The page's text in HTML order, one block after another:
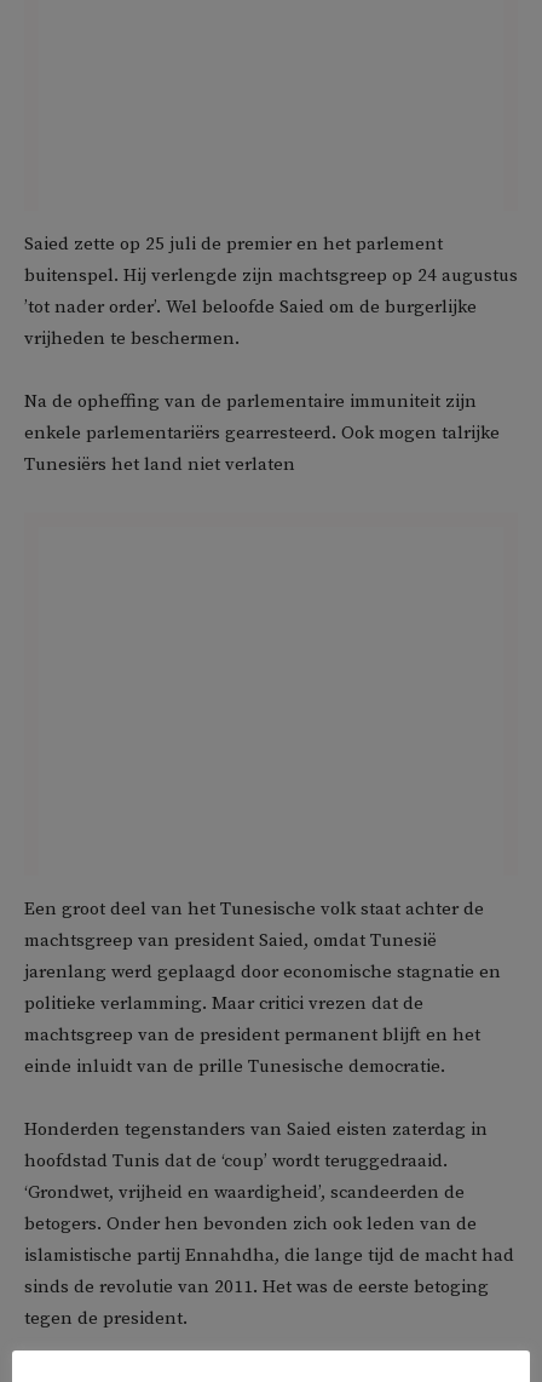
Saied zette op 25 juli de premier en het parlement
buitenspel. Hij verlengde zijn machtsgreep op 24 augustus
’tot nader order’. Wel beloofde Saied om de burgerlijke
vrijheden te beschermen.
Na de opheffing van de parlementaire immuniteit zijn
enkele parlementariërs gearresteerd. Ook mogen talrijke
Tunesiërs het land niet verlaten
Een groot deel van het Tunesische volk staat achter de
machtsgreep van president Saied, omdat Tunesië
jarenlang werd geplaagd door economische stagnatie en
politieke verlamming. Maar critici vrezen dat de
machtsgreep van de president permanent blijft en het
einde inluidt van de prille Tunesische democratie.
Honderden tegenstanders van Saied eisten zaterdag in
hoofdstad Tunis dat de ‘coup’ wordt teruggedraaid.
‘Grondwet, vrijheid en waardigheid’, scandeerden de
betogers. Onder hen bevonden zich ook leden van de
islamistische partij Ennahdha, die lange tijd de macht had
sinds de revolutie van 2011. Het was de eerste betoging
tegen de president.